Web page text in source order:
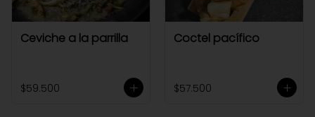
Ceviche a la parrilla
$59.500
Coctel pacífico
$57.500